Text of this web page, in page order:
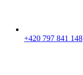
+420 797 841 148